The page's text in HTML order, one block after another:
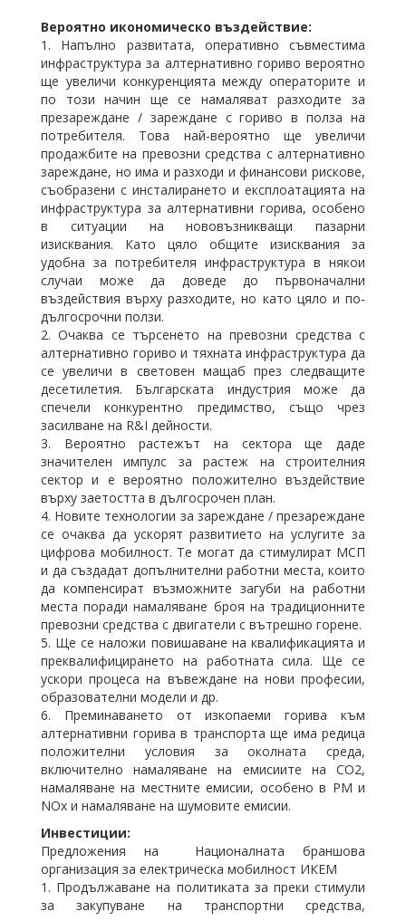
Вероятно икономическо въздействие:
1. Напълно развитата, оперативно съвместима
инфраструктура за алтернативно гориво вероятно
ще увеличи конкуренцията между операторите и
по този начин ще се намаляват разходите за
презареждане / зареждане с гориво в полза на
потребителя. Това най-вероятно ще увеличи
продажбите на превозни средства с алтернативно
зареждане, но има и разходи и финансови рискове,
съобразени с инсталирането и експлоатацията на
инфраструктура за алтернативни горива, особено
в ситуации на нововъзникващи пазарни
изисквания. Като цяло общите изисквания за
удобна за потребителя инфраструктура в някои
случаи може да доведе до първоначални
въздействия върху разходите, но като цяло и по-
дългосрочни ползи.
2. Очаква се търсенето на превозни средства с
алтернативно гориво и тяхната инфраструктура да
се увеличи в световен мащаб през следващите
десетилетия. Българската индустрия може да
спечели конкурентно предимство, също чрез
засилване на R&I дейности.
3. Вероятно растежът на сектора ще даде
значителен импулс за растеж на строителния
сектор и е вероятно положително въздействие
върху заетостта в дългосрочен план.
4. Новите технологии за зареждане / презареждане
се очаква да ускорят развитието на услугите за
цифрова мобилност. Те могат да стимулират МСП
и да създадат допълнителни работни места, които
да компенсират възможните загуби на работни
места поради намаляване броя на традиционните
превозни средства с двигатели с вътрешно горене.
5. Ще се наложи повишаване на квалификацията и
преквалифицирането на работната сила. Ще се
ускори процеса на въвеждане на нови професии,
образователни модели и др.
6. Преминаването от изкопаеми горива към
алтернативни горива в транспорта ще има редица
положителни условия за околната среда,
включително намаляване на емисиите на CO2,
намаляване на местните емисии, особено в PM и
NOx и намаляване на шумовите емисии.
Инвестиции:
Предложения на Националната браншова
организация за електрическа мобилност ИКЕМ
1. Продължаване на политиката за преки стимули
за закупуване на транспортни средства,